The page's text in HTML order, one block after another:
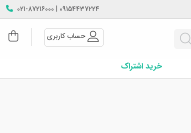
09154437224 | 021-87216000
حساب کاربری
خرید اشتراک